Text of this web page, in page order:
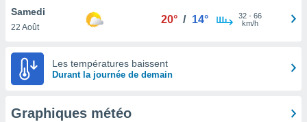
sur le
et que
Samedi
22 Août
20° / 14° 32- 66
km/h
Les températures baissent
Durant la journée de demain
Graphiques météo